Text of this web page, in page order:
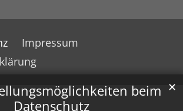
beim
Datenschutz
✕
Impressum